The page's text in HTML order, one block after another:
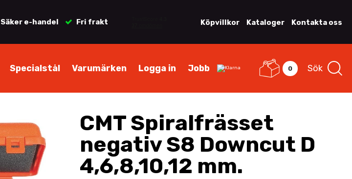
Säker e-handel Fri frakt Köpvillkor Kataloger Kontakta oss
Specialstål Varumärken Logga in Jobb 0 Sök
CMT Spiralfrässet
negativ S8 Downcut D
4,6,8,10,12 mm.